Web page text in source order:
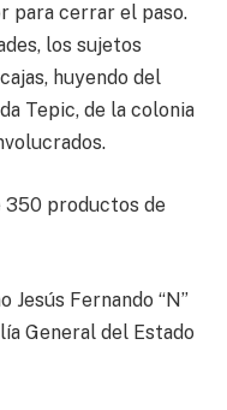
para cerrar el paso.
los sujetos
huyendo del
Tepic, de la colonia
350 productos de
Fernando “N”
General del Estado